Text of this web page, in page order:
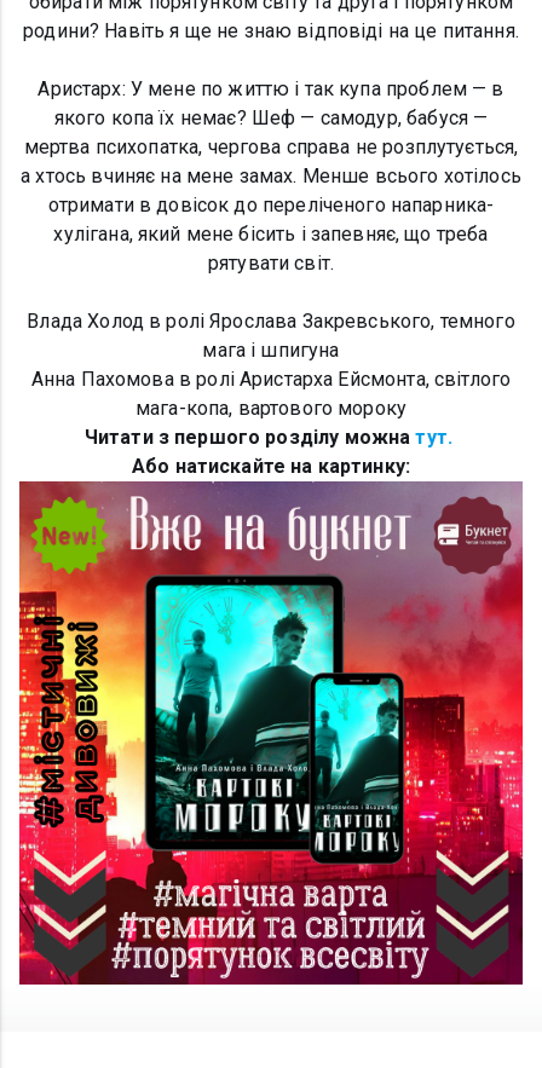
родини? Навіть я ще не знаю відповіді на це питання.
Аристарх: У мене по життю і так купа проблем — в
якого копа їх немає? Шеф — самодур, бабуся —
мертва психопатка, чергова справа не розплутується,
а хтось вчиняє на мене замах. Менше всього хотілось
отримати в довісок до переліченого напарника-
хулігана, який мене бісить і запевняє, що треба
рятувати світ.
Влада Холод в ролі Ярослава Закревського, темного
мага і шпигуна
Анна Пахомова в ролі Аристарха Ейсмонта, світлого
мага-копа, вартового мороку
Читати з першого розділу можнатут.
Або натискайте на картинку: